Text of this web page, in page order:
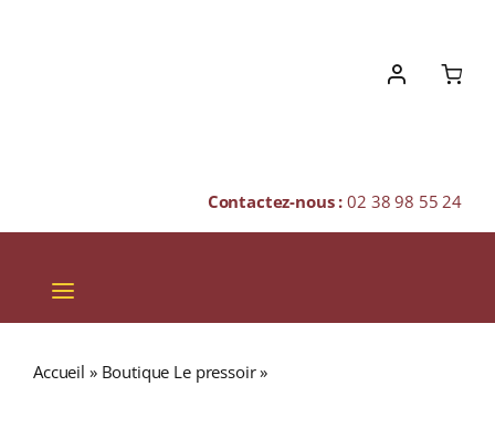
Contactez-nous :02 38 98 55 24
Toggle
Navigation
Accueil » Boutique Le pressoir»